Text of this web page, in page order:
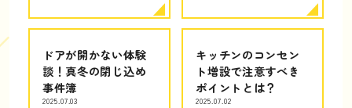
ドアが開かない体験
談！真冬の閉じ込め
事件簿
2025.07.03
キッチンのコンセン
ト増設で注意すべき
ポイントとは？
2025.07.02